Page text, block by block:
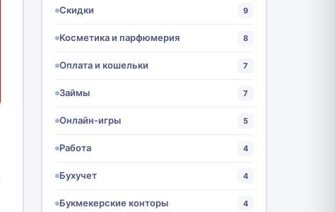
Скидки 9
Косметика и парфюмерия 8
Оплата и кошельки 7
Займы 7
Онлайн-игры 5
Работа 4
Бухучет 4
Букмекерские конторы 4